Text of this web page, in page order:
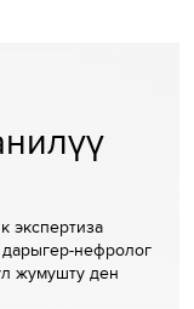
экспертиза
нефролог
жумушту ден